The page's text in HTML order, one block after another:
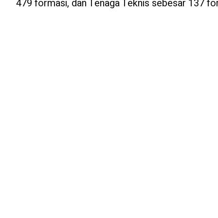
479 formasi, dan Tenaga Teknis sebesar 137